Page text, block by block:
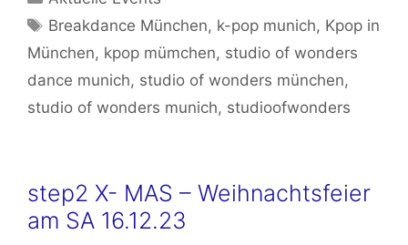
Schlagwörter
Breakdance München, k-pop munich, Kpop in
München, kpop mümchen, studio of wonders
dance munich, studio of wonders münchen,
studio of wonders munich, studioofwonders
step2 X- MAS – Weihnachtsfeier
am SA 16.12.23